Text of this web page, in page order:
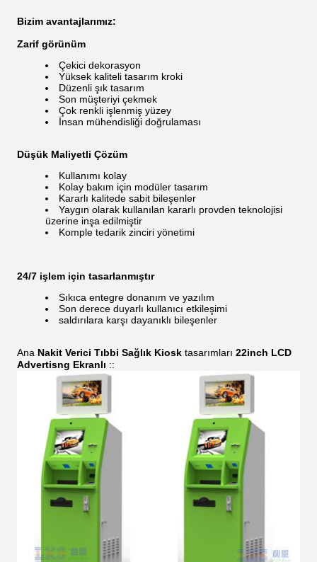
Bizim avantajlarımız:
Zarif görünüm
Çekici dekorasyon
Yüksek kaliteli tasarım kroki
Düzenli şık tasarım
Son müşteriyi çekmek
Çok renkli işlenmiş yüzey
İnsan mühendisliği doğrulaması
Düşük Maliyetli Çözüm
Kullanımı kolay
Kolay bakım için modüler tasarım
Kararlı kalitede sabit bileşenler
Yaygın olarak kullanılan kararlı provden teknolojisi
üzerine inşa edilmiştir
Komple tedarik zinciri yönetimi
24/7 işlem için tasarlanmıştır
Sıkıca entegre donanım ve yazılım
Son derece duyarlı kullanıcı etkileşimi
saldırılara karşı dayanıklı bileşenler
Ana Nakit Verici Tıbbi Sağlık Kiosk tasarımları 22inch LCD
Advertisng Ekranlı ::